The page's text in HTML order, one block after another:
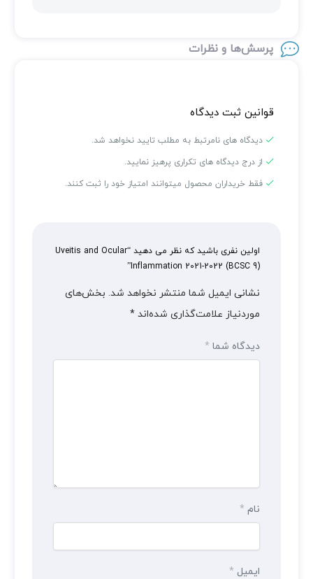
پرسش‌ها و نظرات
قوانین ثبت دیدگاه
دیدگاه های نامرتبط به مطلب تایید نخواهد شد.
از درج دیدگاه های تکراری پرهیز نمایید.
فقط خریداران محصول میتوانند امتیاز خود را ثبت کنند.
اولین نفری باشید که نظر می دهید “Uveitis and Ocular
Inflammation 2021-2022 (BCSC 9)”
نشانی ایمیل شما منتشر نخواهد شد. بخش‌های
موردنیاز علامت‌گذاری شده‌اند *
دیدگاه شما *
نام *
ایمیل *